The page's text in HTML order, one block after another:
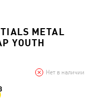
METAL
YOUTH
Нет в наличии